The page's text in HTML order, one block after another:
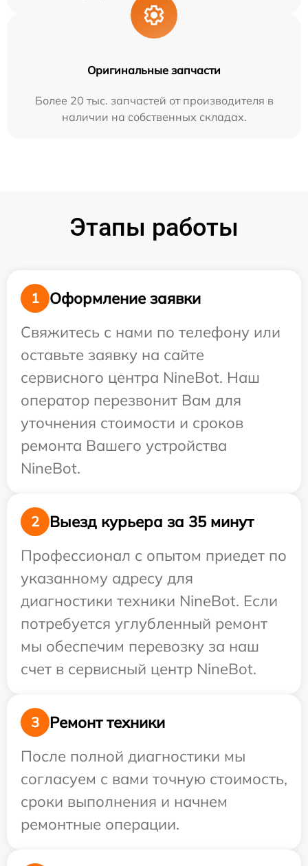
Оригинальные запчасти
Более 20 тыс. запчастей от производителя в
наличии на собственных складах.
Этапы работы
1
Оформление заявки
Свяжитесь с нами по телефону или
оставьте заявку на сайте
сервисного центра NineBot. Наш
оператор перезвонит Вам для
уточнения стоимости и сроков
ремонта Вашего устройства
NineBot.
2
Выезд курьера за 35 минут
Профессионал с опытом приедет по
указанному адресу для
диагностики техники NineBot. Если
потребуется углубленный ремонт
мы обеспечим перевозку за наш
счет в сервисный центр NineBot.
3
Ремонт техники
После полной диагностики мы
согласуем с вами точную стоимость,
сроки выполнения и начнем
ремонтные операции.